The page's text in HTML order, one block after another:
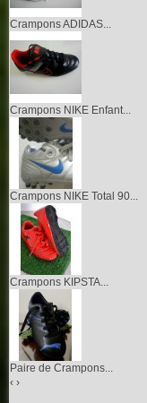
Crampons ADIDAS...
Crampons NIKE Enfant...
Crampons NIKE Total 90...
Crampons KIPSTA...
Paire de Crampons...
‹ ›